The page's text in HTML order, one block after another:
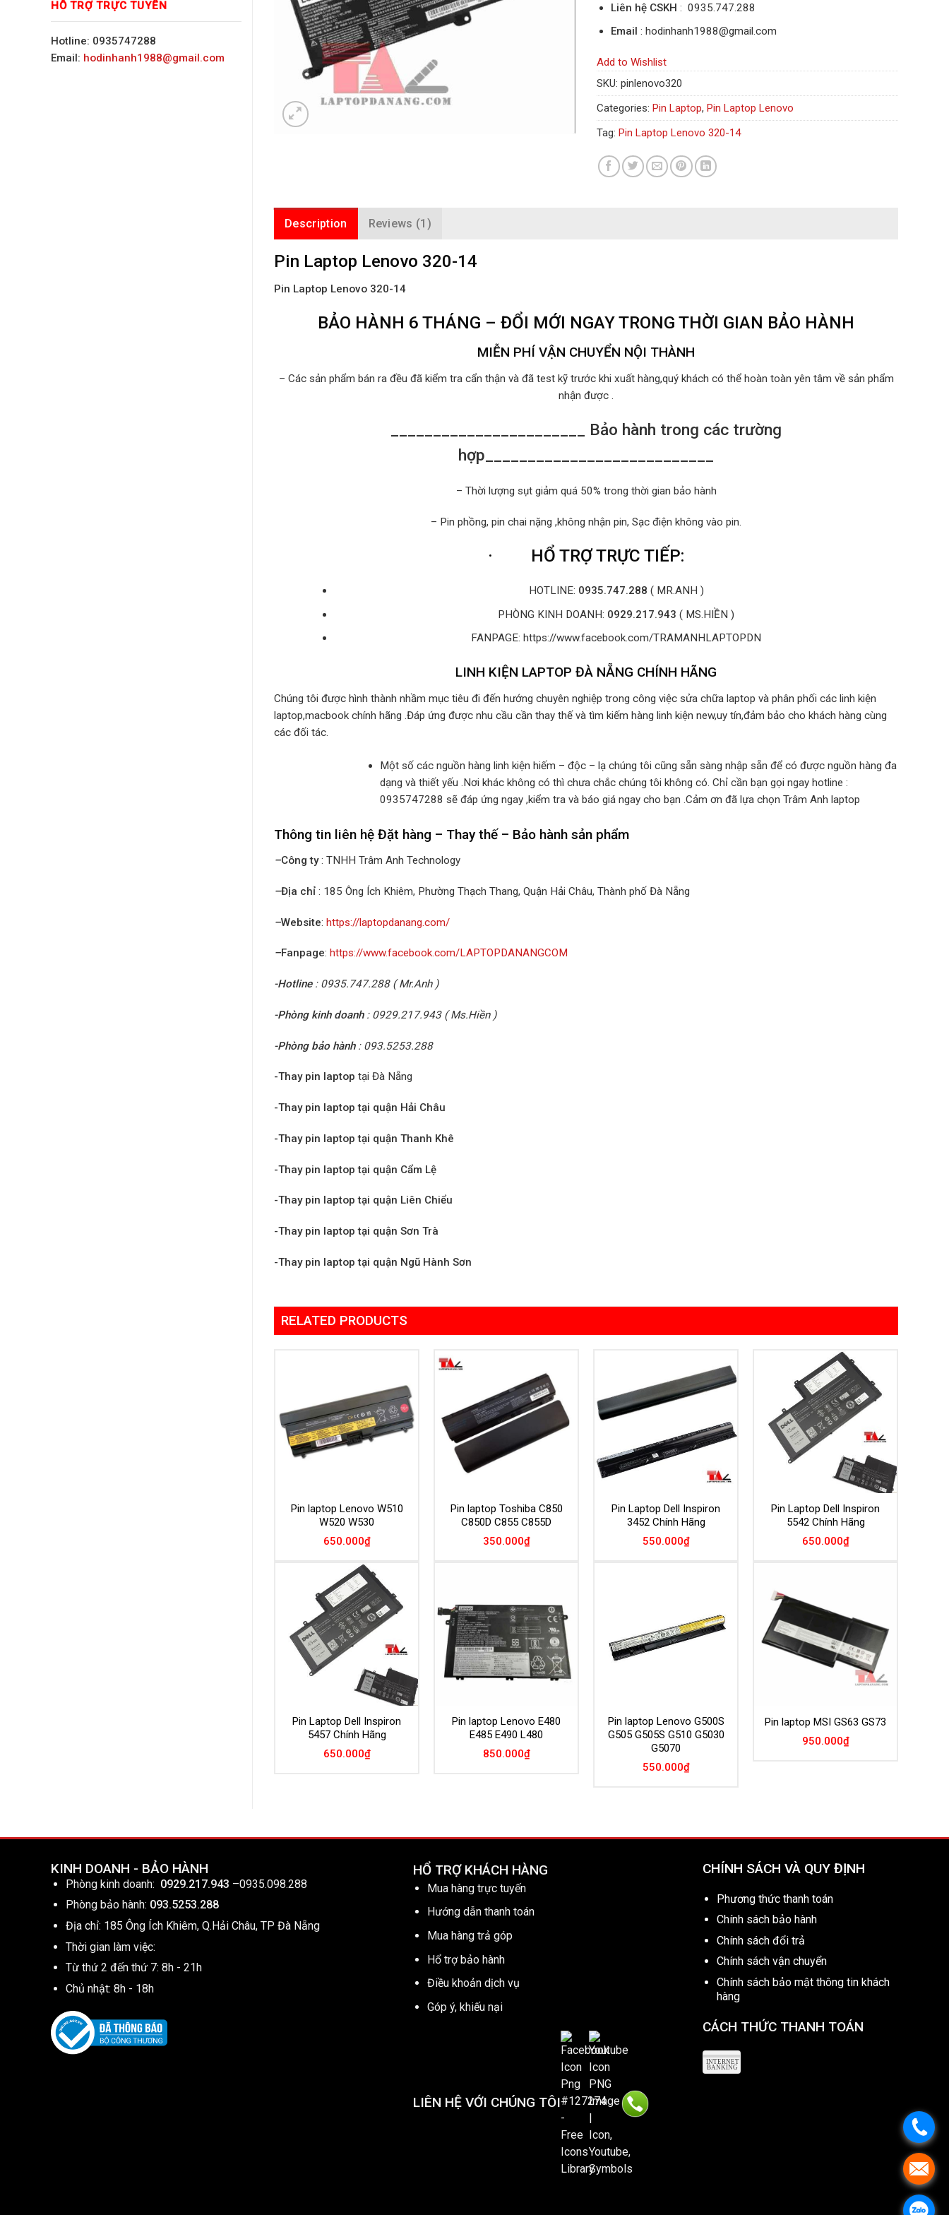
HỖ TRỢ TRỰC TUYẾN
Hotline: 0935747288
Email: hodinhanh1988@gmail.com
Liên hệ CSKH : 0935.747.288
Email : hodinhanh1988@gmail.com
Add to Wishlist
SKU: pinlenovo320
Categories: Pin Laptop, Pin Laptop Lenovo
Tag: Pin Laptop Lenovo 320-14
Description Reviews (1)
Pin Laptop Lenovo 320-14
Pin Laptop Lenovo 320-14
BẢO HÀNH 6 THÁNG – ĐỔI MỚI NGAY TRONG THỜI GIAN BẢO HÀNH
MIỄN PHÍ VẬN CHUYỂN NỘI THÀNH
– Các sản phẩm bán ra đều đã kiểm tra cẩn thận và đã test kỹ trước khi xuất hàng,quý khách có thể hoàn toàn yên tâm về sản phẩm
nhận được .
_______________________ Bảo hành trong các trường
hợp___________________________
– Thời lượng sụt giảm quá 50% trong thời gian bảo hành
– Pin phồng, pin chai nặng ,không nhận pin, Sạc điện không vào pin.
· HỔ TRỢ TRỰC TIẾP:
HOTLINE: 0935.747.288 ( MR.ANH )
PHÒNG KINH DOANH: 0929.217.943 ( MS.HIỀN )
FANPAGE: https://www.facebook.com/TRAMANHLAPTOPDN
LINH KIỆN LAPTOP ĐÀ NẴNG CHÍNH HÃNG
Chúng tôi được hình thành nhầm mục tiêu đi đến hướng chuyên nghiệp trong công việc sửa chữa laptop và phân phối các linh kiện
laptop,macbook chính hãng .Đáp ứng được nhu cầu cần thay thế và tìm kiếm hàng linh kiện new,uy tín,đảm bảo cho khách hàng cùng
các đối tác.
Một số các nguồn hàng linh kiện hiếm – độc – lạ chúng tôi cũng sẵn sàng nhập sẵn để có được nguồn hàng đa
dạng và thiết yếu .Nơi khác không có thì chưa chắc chúng tôi không có. Chỉ cần bạn gọi ngay hotline :
0935747288 sẽ đáp ứng ngay ,kiểm tra và báo giá ngay cho bạn .Cảm ơn đã lựa chọn Trâm Anh laptop
Thông tin liên hệ Đặt hàng – Thay thế – Bảo hành sản phẩm
–Công ty: TNHH Trâm Anh Technology
–Địa chỉ : 185 Ông Ích Khiêm, Phường Thạch Thang, Quận Hải Châu, Thành phố Đà Nẵng
–Website: https://laptopdanang.com/
–Fanpage: https://www.facebook.com/LAPTOPDANANGCOM
-Hotline: 0935.747.288 ( Mr.Anh )
-Phòng kinh doanh: 0929.217.943 ( Ms.Hiền )
-Phòng bảo hành: 093.5253.288
-Thay pin laptop tại Đà Nẵng
-Thay pin laptop tại quận Hải Châu
-Thay pin laptop tại quận Thanh Khê
-Thay pin laptop tại quận Cẩm Lệ
-Thay pin laptop tại quận Liên Chiểu
-Thay pin laptop tại quận Sơn Trà
-Thay pin laptop tại quận Ngũ Hành Sơn
RELATED PRODUCTS
Add to
Wishlist
Pin laptop Lenovo W510
W520 W530
650.000₫
Add to
Wishlist
Pin laptop Toshiba C850
C850D C855 C855D
350.000₫
Add to
Wishlist
Pin Laptop Dell Inspiron
3452 Chính Hãng
550.000₫
Add to
Wishlist
Pin Laptop Dell Inspiron
5542 Chính Hãng
650.000₫
Add to
Wishlist
Pin Laptop Dell Inspiron
5457 Chính Hãng
650.000₫
Wishlist
Pin laptop Lenovo E480
E485 E490 L480
850.000₫
Pin laptop Lenovo G500S
G505 G505S G510 G5030
G5070
550.000₫
Pin laptop MSI GS63 GS73
950.000₫
KINH DOANH - BẢO HÀNH
Phòng kinh doanh: 0929.217.943 –0935.098.288
Phòng bảo hành: 093.5253.288
Địa chỉ: 185 Ông Ích Khiêm, Q.Hải Châu, TP Đà Nẵng
Thời gian làm việc:
Từ thứ 2 đến thứ 7: 8h - 21h
Chủ nhật: 8h - 18h
HỔ TRỢ KHÁCH HÀNG
Mua hàng trực tuyến
Hướng dẫn thanh toán
Mua hàng trả góp
Hổ trợ bảo hành
Điều khoản dịch vụ
Góp ý, khiếu nại
LIÊN HỆ VỚI CHÚNG TÔI
CHÍNH SÁCH VÀ QUY ĐỊNH
Phương thức thanh toán
Chính sách bảo hành
Chính sách đổi trả
Chính sách vận chuyển
Chính sách bảo mật thông tin khách
hàng
CÁCH THỨC THANH TOÁN